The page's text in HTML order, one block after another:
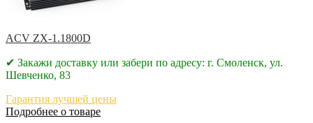
ACV ZX-1.1800D
✔ Закажи доставку или забери по адресу: г. Смоленск, ул.
Шевченко, 83
Гарантия лучшей цены
Подробнее о товаре